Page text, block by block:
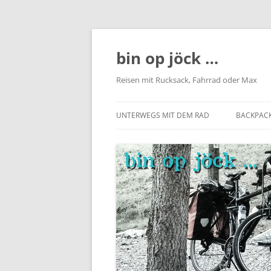
Zum
springen
bin op jöck …
Reisen mit Rucksack, Fahrrad oder Max
UNTERWEGS MIT DEM RAD
BIKEPACKING
BERGISCHES LAND
VIETNAM